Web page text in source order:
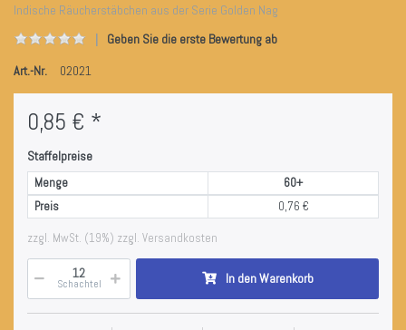
Indische Räucherstäbchen aus der Serie Golden Nag
Geben Sie die erste Bewertung ab
Art.-Nr.
02021
0,85 € *
Staffelpreise
Menge
60+
Preis
0,76 €
zzgl. MwSt. (19%) zzgl. Versandkosten
Schachtel In den Warenkorb